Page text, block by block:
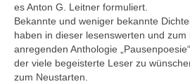
es Anton G. Leitner formuliert.
Bekannte und weniger bekannte
haben in dieser lesenswerten und zum
anregenden Anthologie
der viele begeisterte Leser zu
zum Neustarten.